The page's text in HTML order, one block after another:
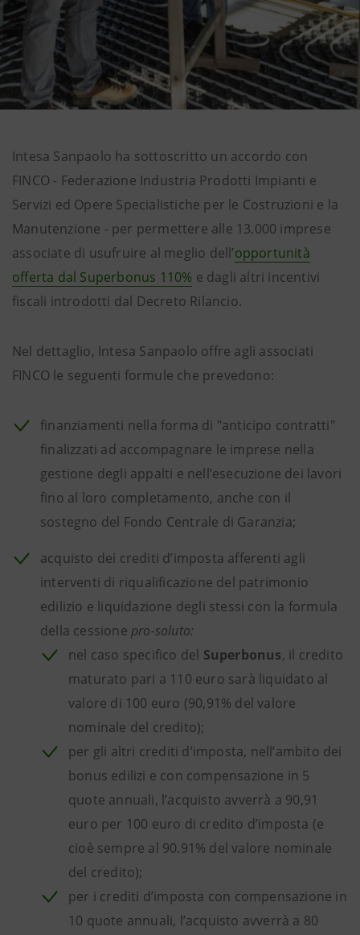
Intesa Sanpaolo ha sottoscritto un accordo con
FINCO - Federazione Industria Prodotti Impianti e
Servizi ed Opere Specialistiche per le Costruzioni e la
Manutenzione - per permettere alle 13.000 imprese
associate di usufruire al meglio dell’opportunità
offerta dal Superbonus 110% e dagli altri incentivi
fiscali introdotti dal Decreto Rilancio.
Nel dettaglio, Intesa Sanpaolo offre agli associati
FINCO le seguenti formule che prevedono:
finanziamenti nella forma di "anticipo contratti"
finalizzati ad accompagnare le imprese nella
gestione degli appalti e nell’esecuzione dei lavori
fino al loro completamento, anche con il
sostegno del Fondo Centrale di Garanzia;
acquisto dei crediti d’imposta afferenti agli
interventi di riqualificazione del patrimonio
edilizio e liquidazione degli stessi con la formula
della cessione pro-soluto:
nel caso specifico del Superbonus, il credito
maturato pari a 110 euro sarà liquidato al
valore di 100 euro (90,91% del valore
nominale del credito);
per gli altri crediti d’imposta, nell’ambito dei
bonus edilizi e con compensazione in 5
quote annuali, l’acquisto avverrà a 90,91
euro per 100 euro di credito d’imposta (e
cioè sempre al 90.91% del valore nominale
del credito);
per i crediti d’imposta con compensazione in
10 quote annuali, l’acquisto avverrà a 80